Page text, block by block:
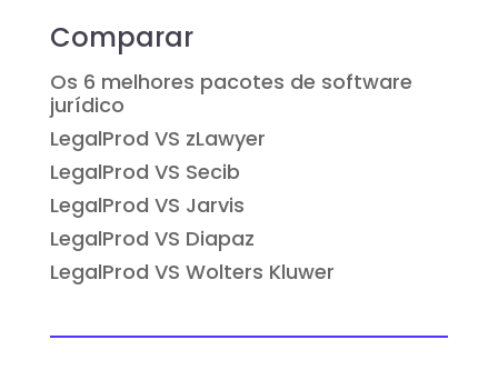
Comparar
Os 6 melhores pacotes de software
jurídico
LegalProd VS zLawyer
LegalProd VS Secib
LegalProd VS Jarvis
LegalProd VS Diapaz
LegalProd VS Wolters Kluwer